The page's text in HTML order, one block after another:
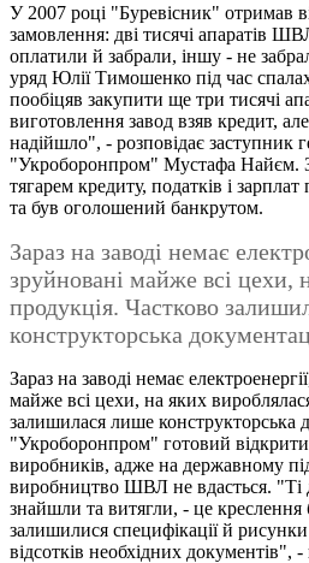
У 2007 році "Буревісник" отримав
замовлення: дві тисячі апаратів
оплатили й забрали, іншу - не
уряд Юлії Тимошенко під час
пообіцяв закупити ще три тисячі
виготовлення завод взяв кредит,
надійшло", - розповідає заступник
"Укроборонпром" Мустафа Найєм.
тягарем кредиту, податків і
та був оголошений банкрутом.
Зараз на заводі немає
зруйновані майже всі цехи,
продукція. Частково
конструкторська
Зараз на заводі немає
майже всі цехи, на яких
залишилася лише конструкторська
"Укроборонпром" готовий
виробників, адже на державному
виробництво ШВЛ не вдасться. "Ті
знайшли та витягли, - це креслення
залишилися специфікації й
відсотків необхідних документів",